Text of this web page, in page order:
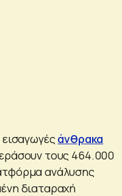
άνθρακα
τους 464.000
ανάλυσης
διαταραχή